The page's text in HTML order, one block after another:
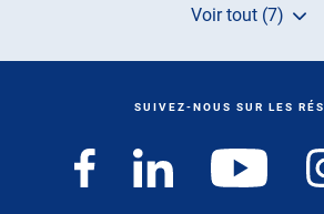
Voir tout (7)
de
de
de
SUIVEZ-NOUS SUR LES